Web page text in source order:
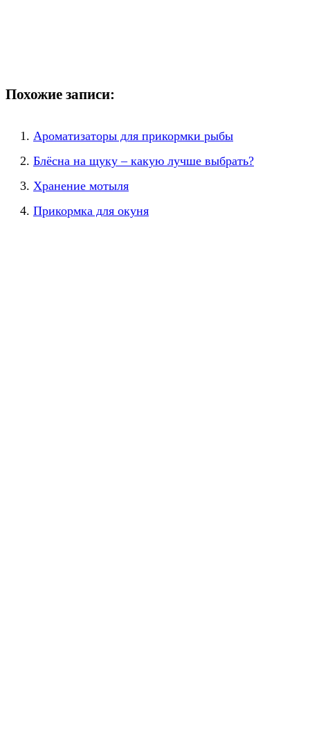
Похожие записи:
Ароматизаторы для прикормки рыбы
Блёсна на щуку – какую лучше выбрать?
Хранение мотыля
Прикормка для окуня